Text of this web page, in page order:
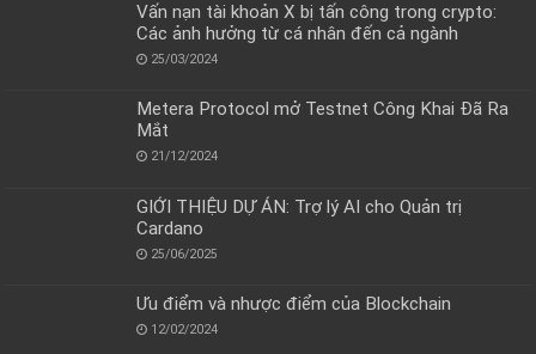
Vấn nạn tài khoản X bị tấn công trong crypto:
Các ảnh hưởng từ cá nhân đến cả ngành
25/03/2024
Metera Protocol mở Testnet Công Khai Đã Ra
Mắt
21/12/2024
GIỚI THIỆU DỰ ÁN: Trợ lý AI cho Quản trị
Cardano
25/06/2025
Ưu điểm và nhược điểm của Blockchain
12/02/2024